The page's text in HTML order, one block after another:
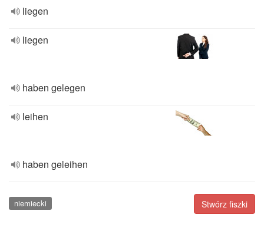
liegen
liegen
haben gelegen
leihen
haben geleihen
Stwórz fiszki
niemiecki